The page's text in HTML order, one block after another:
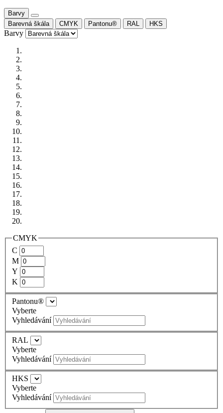
Barvy
Barevná škála
CMYK Pantonu® RAL HKS
Barvy
CMYK
C
M
Y
K
Pantonu®
Vyberte
Vyhledávání
RAL
Vyberte
Vyhledávání
HKS
Vyberte
Vyhledávání